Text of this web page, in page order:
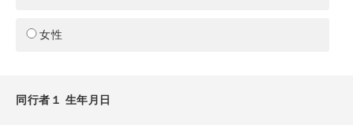
女性
同行者１ 生年月日